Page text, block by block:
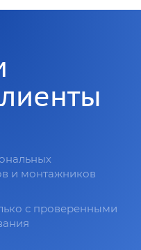
и монтажников
с проверенными